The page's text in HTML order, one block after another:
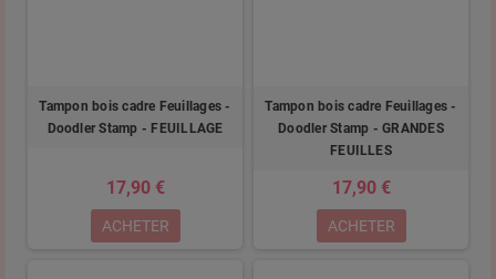
Tampon bois cadre Feuillages -
Doodler Stamp - FEUILLAGE
17,90 €
ACHETER
Tampon bois cadre Feuillages -
Doodler Stamp - GRANDES
FEUILLES
17,90 €
ACHETER